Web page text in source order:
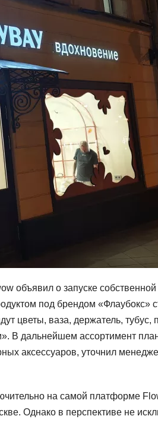
объявил о запуске
под брендом «Флаубокс»
цветы, ваза, держатель, тубус,
В дальнейшем ассортимент
аксессуаров, уточнил
на самой платформе
Однако в перспективе не